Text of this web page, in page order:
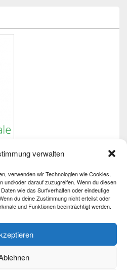
verwalten
verwenden wir Technologien wie Cookies,
und/oder darauf zuzugreifen. Wenn du diesen
wie das Surfverhalten oder eindeutige
du deine Zustimmung nicht erteilst oder
und Funktionen beeinträchtigt werden.